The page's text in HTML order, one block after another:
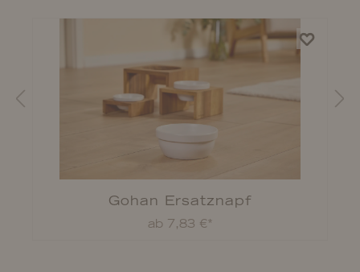
Gohan Ersatznapf
ab 7,83 €*